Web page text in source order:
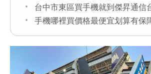
台中市東區買手機就到傑昇通信
手機哪裡買價格最便宜划算有保